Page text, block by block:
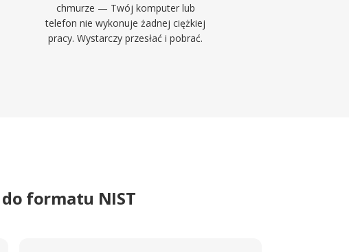
chmurze — Twój komputer lub
telefon nie wykonuje żadnej ciężkiej
pracy. Wystarczy przesłać i pobrać.
formatu NIST